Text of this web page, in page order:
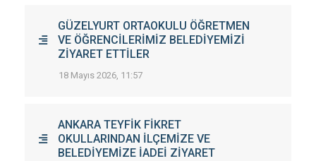
GÜZELYURT ORTAOKULU ÖĞRETMEN
VE ÖĞRENCİLERİMİZ BELEDİYEMİZİ
ZİYARET ETTİLER
18 Mayıs 2026, 11:57
ANKARA TEYFİK FİKRET
OKULLARINDAN İLÇEMİZE VE
BELEDİYEMİZE İADEİ ZİYARET